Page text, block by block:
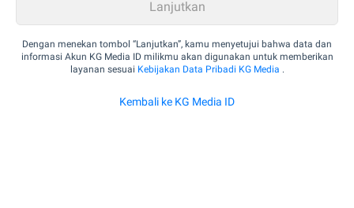
Dengan menekan tombol “Lanjutkan”, kamu menyetujui bahwa data dan
informasi Akun KG Media ID milikmu akan digunakan untuk memberikan
layanan sesuai Kebijakan Data Pribadi KG Media .
Kembali ke KG Media ID